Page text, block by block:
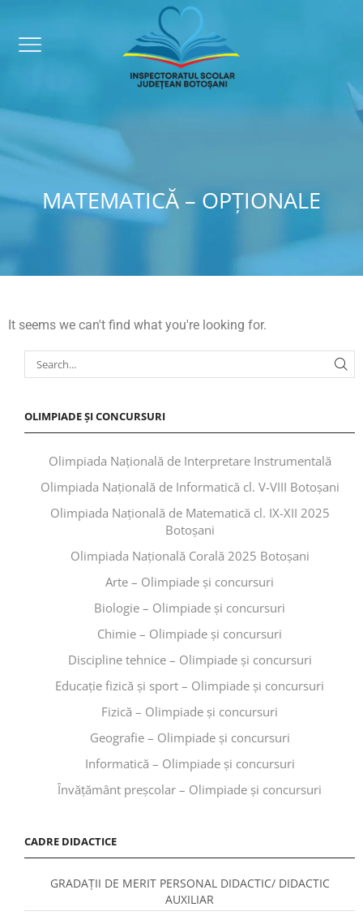
MATEMATICĂ – OPȚIONALE
It seems we can't find what you're looking for.
OLIMPIADE ȘI CONCURSURI
Olimpiada Națională de Interpretare Instrumentală
Olimpiada Națională de Informatică cl. V-VIII Botoșani
Olimpiada Națională de Matematică cl. IX-XII 2025
Botoșani
Olimpiada Națională Corală 2025 Botoșani
Arte – Olimpiade și concursuri
Biologie – Olimpiade și concursuri
Chimie – Olimpiade și concursuri
Discipline tehnice – Olimpiade și concursuri
Educaţie fizică şi sport – Olimpiade și concursuri
Fizică – Olimpiade și concursuri
Geografie – Olimpiade și concursuri
Informatică – Olimpiade și concursuri
Învăţământ preşcolar – Olimpiade și concursuri
CADRE DIDACTICE
GRADAȚII DE MERIT PERSONAL DIDACTIC/ DIDACTIC
AUXILIAR